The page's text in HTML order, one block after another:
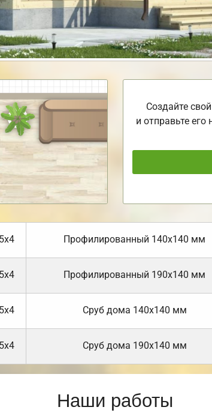
Создайте
и отправьте
5х4 Профилированный 140х140 мм
5х4 Профилированный 190х140 мм
5х4 Cруб дома 140х140 мм
5х4 Cруб дома 190х140 мм
Наши работы